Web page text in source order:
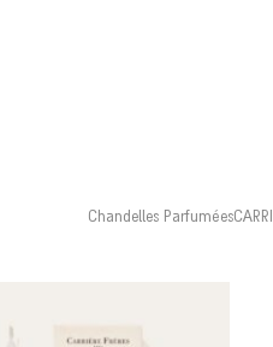
Chandelles Parfumées